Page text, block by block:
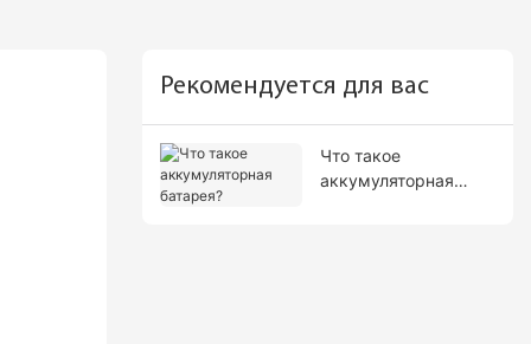
Рекомендуется для вас
Что такое
аккумуляторная